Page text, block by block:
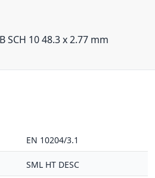
SCH 10 48.3 x 2.77 mm
EN 10204/3.1
SML HT DESC